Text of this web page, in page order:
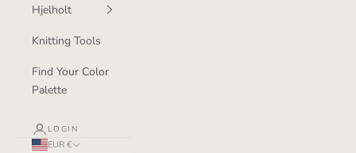
Hjelholt
Knitting Tools
Find Your Color
Palette
LOGIN
EUR €